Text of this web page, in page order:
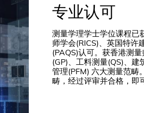
专业认可
测量学理学士学位课程已
师学会(RICS)、英国特许
(PAQS)认可。获香港测
(GP)、工料测量(QS)、
管理(PFM) 六大测量范畴
畴，经过评审并合格，即